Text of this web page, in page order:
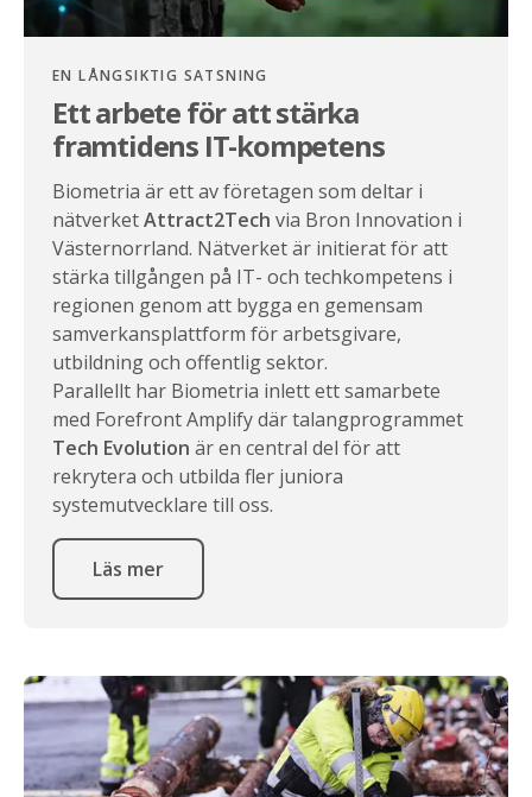
EN LÅNGSIKTIG SATSNING
Ett arbete för att stärka
framtidens IT-kompetens
Biometria är ett av företagen som deltar i
nätverketAttract2Tech via Bron Innovation i
Västernorrland. Nätverket är initierat för att
stärka tillgången på IT- och techkompetens i
regionen genom att bygga en gemensam
samverkansplattform för arbetsgivare,
utbildning och offentlig sektor.
Parallellt har Biometria inlett ett samarbete
med Forefront Amplify där talangprogrammet
Tech Evolution är en central del för att
rekrytera och utbilda fler juniora
systemutvecklare till oss.
Läs mer